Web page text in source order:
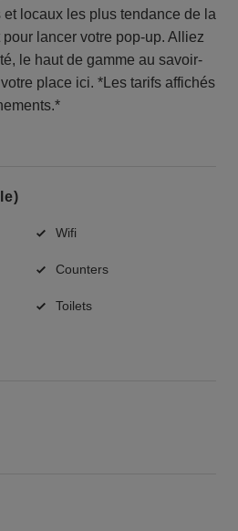
locaux les plus tendance de la
lancer votre pop-up. Alliez
le haut de gamme au savoir-
place ici. *Les tarifs affichés
Wifi
Counters
Toilets